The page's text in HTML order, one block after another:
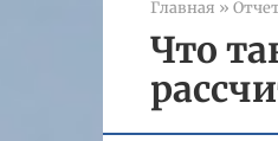
Главная »
Что